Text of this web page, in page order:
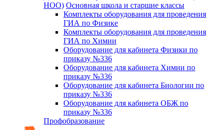
НОО) Основная школа и старшие классы
Комплекты оборудования для проведения
ГИА по Физике
Комплекты оборудования для проведения
ГИА по Химии
Оборудование для кабинета Физики по
приказу №336
Оборудование для кабинета Химии по
приказу №336
Оборудование для кабинета Биологии по
приказу №336
Оборудование для кабинета ОБЖ по
приказу №336
Профобразование